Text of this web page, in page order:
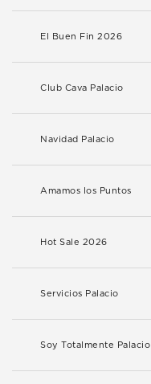
El Buen Fin 2026
Club Cava Palacio
Navidad Palacio
Amamos los Puntos
Hot Sale 2026
Servicios Palacio
Soy Totalmente Palacio